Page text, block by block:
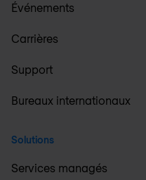
Événements
Carrières
Support
Bureaux internationaux
Solutions
Services managés